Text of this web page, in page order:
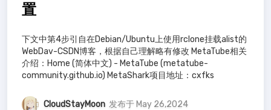
置
下文中第4步引自在Debian/Ubuntu上使用rclone挂载alist的
WebDav-CSDN博客，根据自己理解略有修改 MetaTube相关
介绍：Home (简体中文) - MetaTube (metatube-
community.github.io) MetaShark项目地址：cxfks
CloudStayMoon 发布于 May 26,2024